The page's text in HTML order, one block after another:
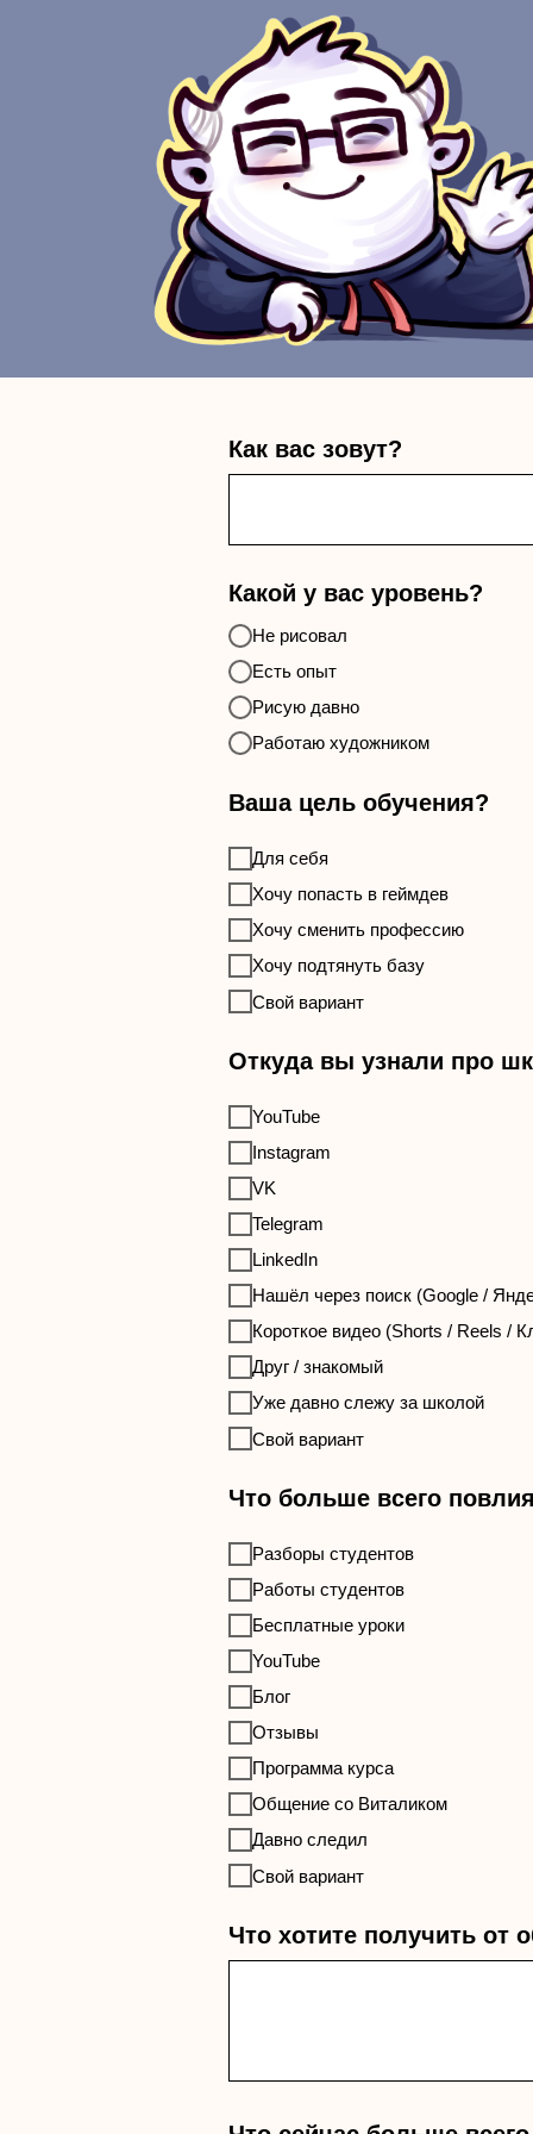
Как вас зовут?
Какой у вас уровень?
Не рисовал
Есть опыт
Рисую давно
Работаю художником
Ваша цель обучения?
Для себя
Хочу попасть в геймдев
Хочу сменить профессию
Хочу подтянуть базу
Свой вариант
Откуда вы узнали про
YouTube
Instagram
VK
Telegram
LinkedIn
Нашёл через поиск (Google /
Короткое видео (Shorts / Reels /
Друг / знакомый
Уже давно слежу за школой
Свой вариант
Что больше всего
Разборы студентов
Работы студентов
Бесплатные уроки
YouTube
Блог
Отзывы
Программа курса
Общение со Виталиком
Давно следил
Свой вариант
Что хотите получить от